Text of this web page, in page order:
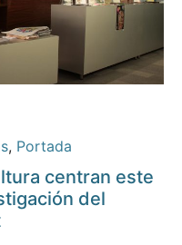
, Portada
centran este
del